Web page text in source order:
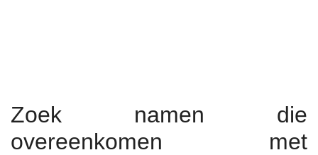
Zoek namen die
overeenkomen met